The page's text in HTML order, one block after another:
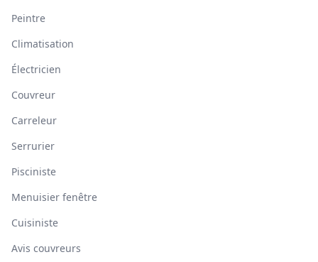
Peintre
Climatisation
Électricien
Couvreur
Carreleur
Serrurier
Pisciniste
Menuisier fenêtre
Cuisiniste
Avis couvreurs